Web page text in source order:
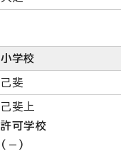
小学校
己斐
己斐上
許可学校
（－）